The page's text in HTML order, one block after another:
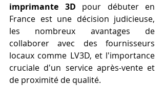
imprimante 3D pour débuter en
France est une décision judicieuse,
les nombreux avantages de
collaborer avec des fournisseurs
locaux comme LV3D, et l'importance
cruciale d'un service après-vente et
de proximité de qualité.